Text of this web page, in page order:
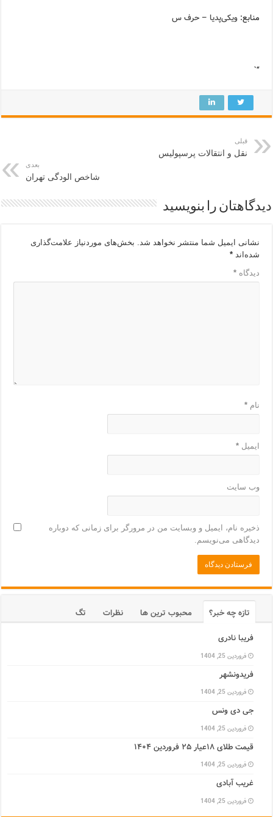
منابع:ویکی‌پدیا – حرف س
“`
قبلی
نقل و انتقالات پرسپولیس
بعدی
شاخص الودگی تهران
دیدگاهتان را بنویسید
نشانی ایمیل شما منتشر نخواهد شد. بخش‌های موردنیاز علامت‌گذاری
شده‌اند*
دیدگاه*
نام*
ایمیل*
وب‌ سایت
ذخیره نام، ایمیل و وبسایت من در مرورگر برای زمانی که دوباره
دیدگاهی می‌نویسم.
تازه چه خبر؟ محبوب ترین ها نظرات
تگ
فریبا نادری
فروردین 25, 1404
فریدونشهر
فروردین 25, 1404
جی دی ونس
فروردین 25, 1404
قیمت طلای ۱۸عیار ۲۵ فروردین ۱۴۰۴
فروردین 25, 1404
غریب آبادی
فروردین 25, 1404